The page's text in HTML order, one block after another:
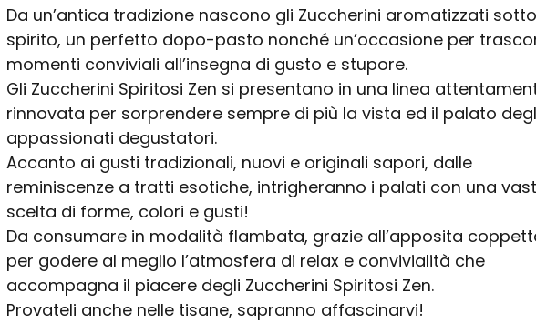
Da un’antica tradizione nascono gli Zuccherini aromatizzati sotto
spirito, un perfetto dopo-pasto nonché un’occasione per
momenti conviviali all’insegna di gusto e stupore.
Gli Zuccherini Spiritosi Zen si presentano in una linea
rinnovata per sorprendere sempre di più la vista ed il palato
appassionati degustatori.
Accanto ai gusti tradizionali, nuovi e originali sapori, dalle
reminiscenze a tratti esotiche, intrigheranno i palati con una
scelta di forme, colori e gusti!
Da consumare in modalità flambata, grazie all’apposita
per godere al meglio l’atmosfera di relax e convivialità che
accompagna il piacere degli Zuccherini Spiritosi Zen.
Provateli anche nelle tisane, sapranno affascinarvi!